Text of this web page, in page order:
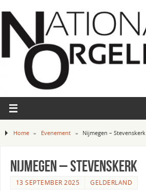
Home » Evenement » Nijmegen – Stevenskerk
Nijmegen – Stevenskerk
13 SEPTEMBER 2025 GELDERLAND